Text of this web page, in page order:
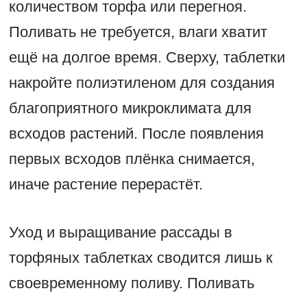
количеством торфа или перегноя.
Поливать не требуется, влаги хватит
ещё на долгое время. Сверху, таблетки
накройте полиэтиленом для создания
благоприятного микроклимата для
всходов растений. После появления
первых всходов плёнка снимается,
иначе растение перерастёт.
Уход и выращивание рассады в
торфяных таблетках сводится лишь к
своевременному поливу. Поливать